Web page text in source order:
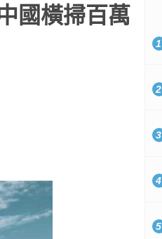
國橫掃百萬
1
2
3
4
5